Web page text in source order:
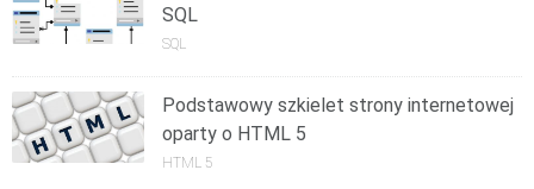
SQL
SQL
Podstawowy szkielet strony internetowej
oparty o HTML 5
HTML 5